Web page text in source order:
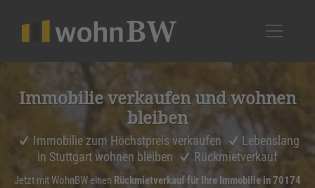
Immobilie verkaufen und wohnen
bleiben
Immobilie zum Höchstpreis verkaufen
Lebenslang
in Stuttgart wohnen bleiben
Rückmietverkauf
Jetzt mit WohnBW einen Rückmietverkauf für Ihre Immobilie in 70174